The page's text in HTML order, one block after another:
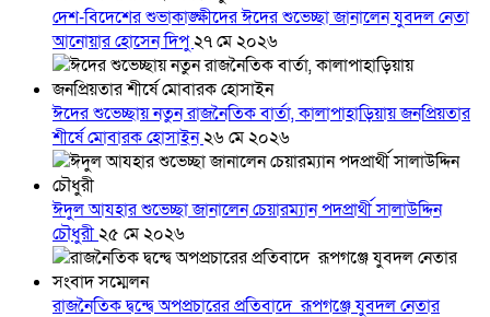
দেশ-বিদেশের শুভাকাঙ্ক্ষীদের ঈদের শুভেচ্ছা জানালেন যুবদল নেতা
আনোয়ার হোসেন দিপু২৭ মে ২০২৬
ঈদের শুভেচ্ছায় নতুন রাজনৈতিক বার্তা, কালাপাহাড়িয়ায় জনপ্রিয়তার
শীর্ষে মোবারক হোসাইন২৬ মে ২০২৬
ঈদুল আযহার শুভেচ্ছা জানালেন চেয়ারম্যান পদপ্রার্থী সালাউদ্দিন
চৌধুরী২৫ মে ২০২৬
রাজনৈতিক দ্বন্দ্বে অপপ্রচারের প্রতিবাদে ‎রূপগঞ্জে যুবদল নেতার